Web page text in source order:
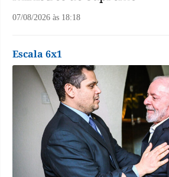
07/08/2026 às 18:18
Escala 6x1